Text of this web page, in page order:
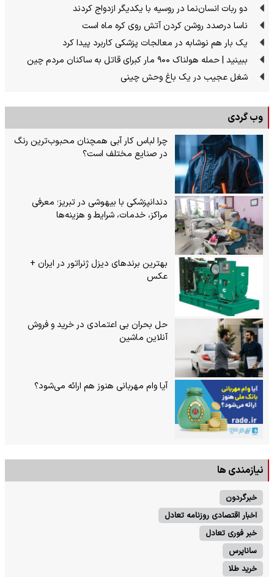
دو ربات انسان‌نما در روسیه با یکدیگر ازدواج کردند
ناسا درصدد روشن کردن آتش روی کره ماه است
یک بار هم نوشابه در معالجات پزشکی کاربرد پیدا کرد
ببینید | حمله هولناک ۹۰۰ مار کبرای قاتل به ساکنان مردم چین
شغل عجیب در یک باغ وحش چینی
وب گردی
چرا لباس کار آبی همچنان محبوب‌ترین رنگ
در صنایع مختلف است؟
دندانپزشکی با بیهوشی در تبریز؛ معرفی
مراکز، خدمات، شرایط و هزینه‌ها
بهترین برندهای دیزل ژنراتور در ایران +
عکس
حل بحران بی‌ اعتمادی در خرید و فروش
آنلاین ماشین
آیا وام مهربانی هنوز هم ارائه می‌شود؟
نیازمندی ها
خبرگردون
اخبار اقتصادی روزنامه تعادل
خبر فوری تعادل
ساناپرس
خرید طلا